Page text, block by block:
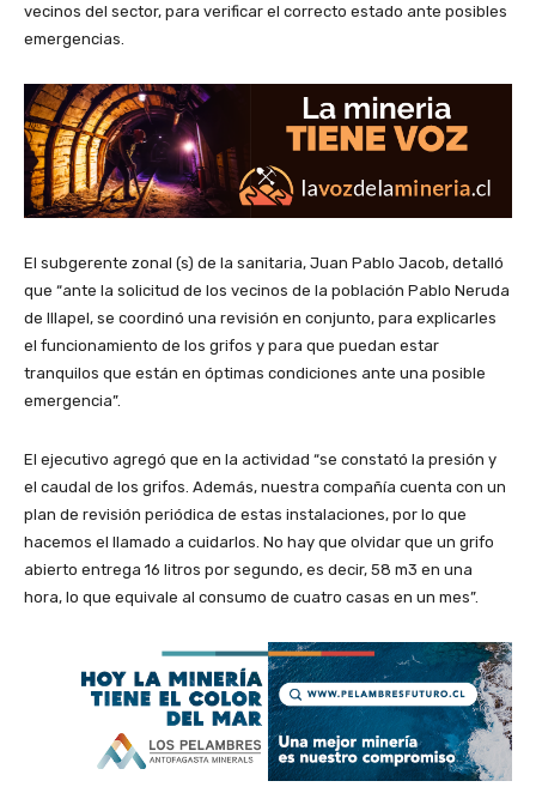
vecinos del sector, para verificar el correcto estado ante posibles
emergencias.
El subgerente zonal (s) de la sanitaria, Juan Pablo Jacob, detalló
que “ante la solicitud de los vecinos de la población Pablo Neruda
de Illapel, se coordinó una revisión en conjunto, para explicarles
el funcionamiento de los grifos y para que puedan estar
tranquilos que están en óptimas condiciones ante una posible
emergencia”.
El ejecutivo agregó que en la actividad “se constató la presión y
el caudal de los grifos. Además, nuestra compañía cuenta con un
plan de revisión periódica de estas instalaciones, por lo que
hacemos el llamado a cuidarlos. No hay que olvidar que un grifo
abierto entrega 16 litros por segundo, es decir, 58 m3 en una
hora, lo que equivale al consumo de cuatro casas en un mes”.